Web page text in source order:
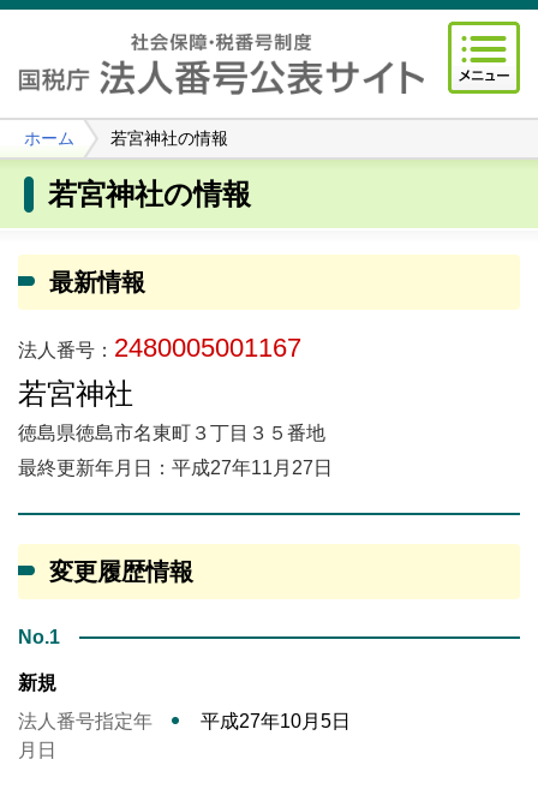
ホーム 若宮神社の情報
若宮神社の情報
最新情報
法人番号： 2480005001167
若宮神社
徳島県徳島市名東町３丁目３５番地
最終更新年月日：平成27年11月27日
変更履歴情報
No.1
新規
法人番号指定年
月日
平成27年10月5日